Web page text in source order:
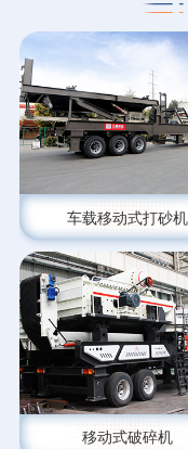
车载移动式打砂机
移动式破碎机